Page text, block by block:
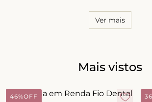
Ver mais
Mais vistos
46%OFF